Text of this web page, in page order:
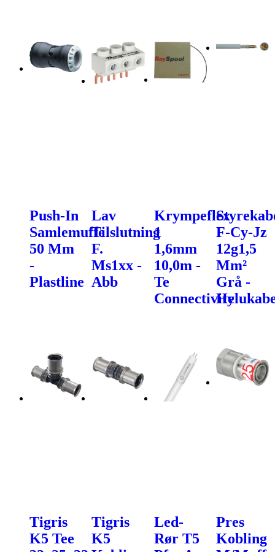
Push-In
Samlemuffe
50 Mm
-
Plastline
Lav
Tilslutning
F.
Ms1xx -
Abb
Krympeflex
1
1,6mm
10,0m -
Te
Connectivity
F-Cy-Jz
12g1,5
Mm²
Grå -
Tigris
K5 Tee
Tigris
K5
Led-
Rør T5
Pres
Kobling